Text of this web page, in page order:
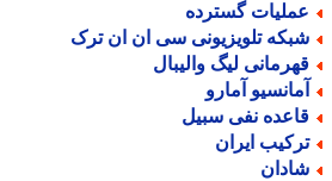
گسترده
تلویزیونی سی ان ان ترک
لیگ والیبال
آمارو
نفی سبیل
ایران